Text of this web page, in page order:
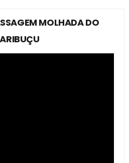
MOLHADA DO